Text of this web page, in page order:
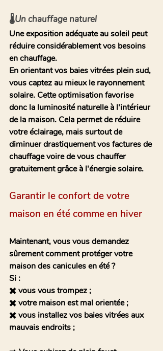
🌡️Un chauffage naturel
Une exposition adéquate au soleil peut
réduire considérablement vos besoins
en chauffage.
En orientant vos baies vitrées plein sud,
vous captez au mieux le rayonnement
solaire. Cette optimisation favorise
donc la luminosité naturelle à l'intérieur
de la maison. Cela permet de réduire
votre éclairage, mais surtout de
diminuer drastiquement vos factures de
chauffage voire de vous chauffer
gratuitement grâce à l'énergie solaire.
Garantir le confort de votre
maison en été comme en hiver
Maintenant, vous vous demandez
sûrement comment protéger votre
maison des canicules en été ?
Si :
✖️ vous vous trompez ;
✖️ votre maison est mal orientée ;
✖️ vous installez vos baies vitrées aux
mauvais endroits ;